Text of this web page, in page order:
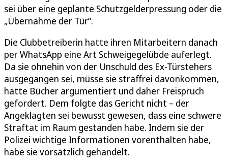
sei über eine geplante Schutzgelderpressung oder die
„Übernahme der Tür“.
Die Clubbetreiberin hatte ihren Mitarbeitern danach
per WhatsApp eine Art Schweigegelübde auferlegt.
Da sie ohnehin von der Unschuld des Ex-Türstehers
ausgegangen sei, müsse sie straffrei davonkommen,
hatte Bücher argumentiert und daher Freispruch
gefordert. Dem folgte das Gericht nicht – der
Angeklagten sei bewusst gewesen, dass eine schwere
Straftat im Raum gestanden habe. Indem sie der
Polizei wichtige Informationen vorenthalten habe,
habe sie vorsätzlich gehandelt.